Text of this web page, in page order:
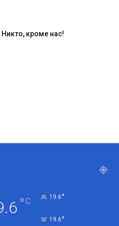
кроме нас!
°C 19.6°
19.6°